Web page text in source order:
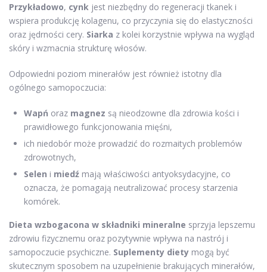
Przykładowo, cynk jest niezbędny do regeneracji tkanek i
wspiera produkcję kolagenu, co przyczynia się do elastyczności
oraz jędrności cery. Siarka z kolei korzystnie wpływa na wygląd
skóry i wzmacnia strukturę włosów.
Odpowiedni poziom minerałów jest również istotny dla
ogólnego samopoczucia:
Wapń oraz magnez są nieodzowne dla zdrowia kości i
prawidłowego funkcjonowania mięśni,
ich niedobór może prowadzić do rozmaitych problemów
zdrowotnych,
Selen i miedź mają właściwości antyoksydacyjne, co
oznacza, że pomagają neutralizować procesy starzenia
komórek.
Dieta wzbogacona w składniki mineralne sprzyja lepszemu
zdrowiu fizycznemu oraz pozytywnie wpływa na nastrój i
samopoczucie psychiczne. Suplementy diety mogą być
skutecznym sposobem na uzupełnienie brakujących minerałów,